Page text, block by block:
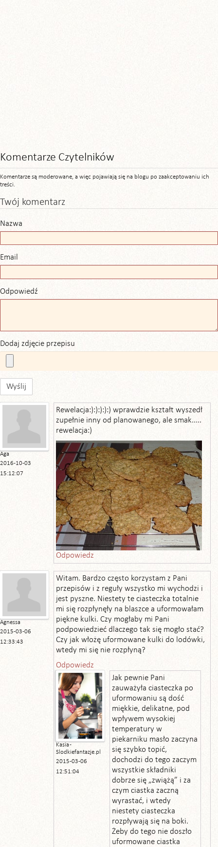
Komentarze Czytelników
Komentarze są moderowane, a więc pojawiają się na blogu po zaakceptowaniu ich
treści.
Twój komentarz
Nazwa
Email
Odpowiedź
Dodaj zdjęcie przepisu
Wyślij
Aga
2016-10-03
15:12:07
Rewelacja:):):):):) wprawdzie kształt wyszedł
zupełnie inny od planowanego, ale smak.....
rewelacja:)
Odpowiedz
Agnessa
2015-03-06
12:33:43
Witam. Bardzo często korzystam z Pani
przepisów i z reguły wszystko mi wychodzi i
jest pyszne. Niestety te ciasteczka totalnie
mi się rozpłynęły na blaszce a uformowałam
piękne kulki. Czy mogłaby mi Pani
podpowiedzieć dlaczego tak się mogło stać?
Czy jak włożę uformowane kulki do lodówki,
wtedy mi się nie rozpłyną?
Odpowiedz
Kasia -
Slodkiefantazje.pl
2015-03-06
12:51:04
Jak pewnie Pani
zauważyła ciasteczka po
uformowaniu są dość
miękkie, delikatne, pod
wpływem wysokiej
temperatury w
piekarniku masło zaczyna
się szybko topić,
dochodzi do tego zaczym
wszystkie składniki
dobrze się „zwiążą” i za
czym ciastka zaczną
wyrastać, i wtedy
niestety ciasteczka
rozpływają się na boki.
Żeby do tego nie doszło
uformowane ciastka